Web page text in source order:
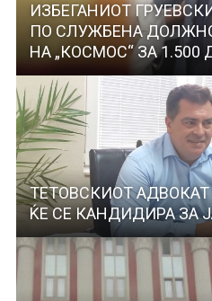
ИЗБЕГАНИОТ
ПО СЛУЖБЕНА
НА „КОСМОС“ ЗА 1.500
ТЕТОВСКИОТ
ЌЕ СЕ КАНДИДИРА ЗА